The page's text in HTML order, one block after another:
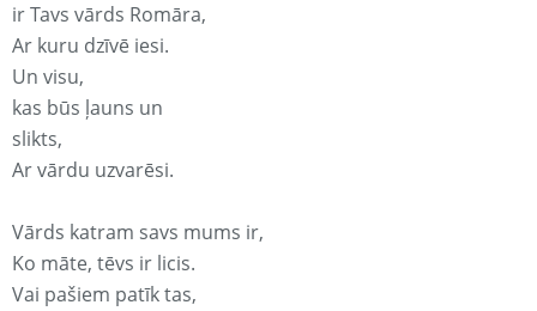
ir Tavs vārds Romāra,
Ar kuru dzīvē iesi.
Un visu,
kas būs ļauns un
slikts,
Ar vārdu uzvarēsi.
Vārds katram savs mums ir,
Ko māte, tēvs ir licis.
Vai pašiem patīk tas,